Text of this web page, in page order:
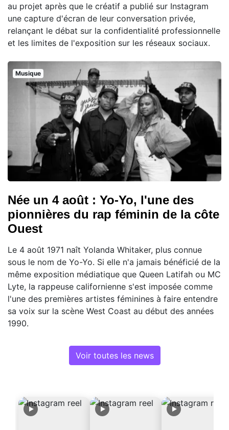
au projet après que le créatif a publié sur Instagram
une capture d'écran de leur conversation privée,
relançant le débat sur la confidentialité professionnelle
et les limites de l'exposition sur les réseaux sociaux.
Musique
Née un 4 août : Yo-Yo, l'une des
pionnières du rap féminin de la côte
Ouest
Le 4 août 1971 naît Yolanda Whitaker, plus connue
sous le nom de Yo-Yo. Si elle n'a jamais bénéficié de la
même exposition médiatique que Queen Latifah ou MC
Lyte, la rappeuse californienne s'est imposée comme
l'une des premières artistes féminines à faire entendre
sa voix sur la scène West Coast au début des années
1990.
Voir toutes les news